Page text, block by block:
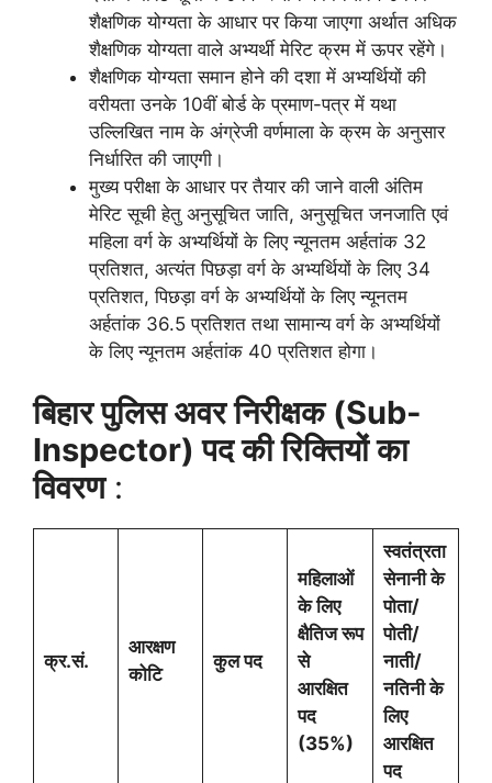
शैक्षणिक योग्यता के आधार पर किया जाएगा अर्थात अधिक
शैक्षणिक योग्यता वाले अभ्यर्थी मेरिट क्रम में ऊपर रहेंगे।
शैक्षणिक योग्यता समान होने की दशा में अभ्यर्थियों की
वरीयता उनके 10वीं बोर्ड के प्रमाण-पत्र में यथा
उल्लिखित नाम के अंग्रेजी वर्णमाला के क्रम के अनुसार
निर्धारित की जाएगी।
मुख्य परीक्षा के आधार पर तैयार की जाने वाली अंतिम
मेरिट सूची हेतु अनुसूचित जाति, अनुसूचित जनजाति एवं
महिला वर्ग के अभ्यर्थियों के लिए न्यूनतम अर्हतांक 32
प्रतिशत, अत्यंत पिछड़ा वर्ग के अभ्यर्थियों के लिए 34
प्रतिशत, पिछड़ा वर्ग के अभ्यर्थियों के लिए न्यूनतम
अर्हतांक 36.5 प्रतिशत तथा सामान्य वर्ग के अभ्यर्थियों
के लिए न्यूनतम अर्हतांक 40 प्रतिशत होगा।
बिहार पुलिस अवर निरीक्षक (Sub-
Inspector) पद की रिक्तियों का
विवरण:
क्र.सं.
आरक्षण
कोटि
कुल पद
महिलाओं
के लिए
क्षैतिज रूप
से
आरक्षित
पद
(35%)
स्वतंत्रता
सेनानी के
पोता/
पोती/
नाती/
नतिनी के
लिए
आरक्षित
पद